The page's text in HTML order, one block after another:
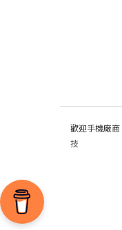
歡迎手機廠
技